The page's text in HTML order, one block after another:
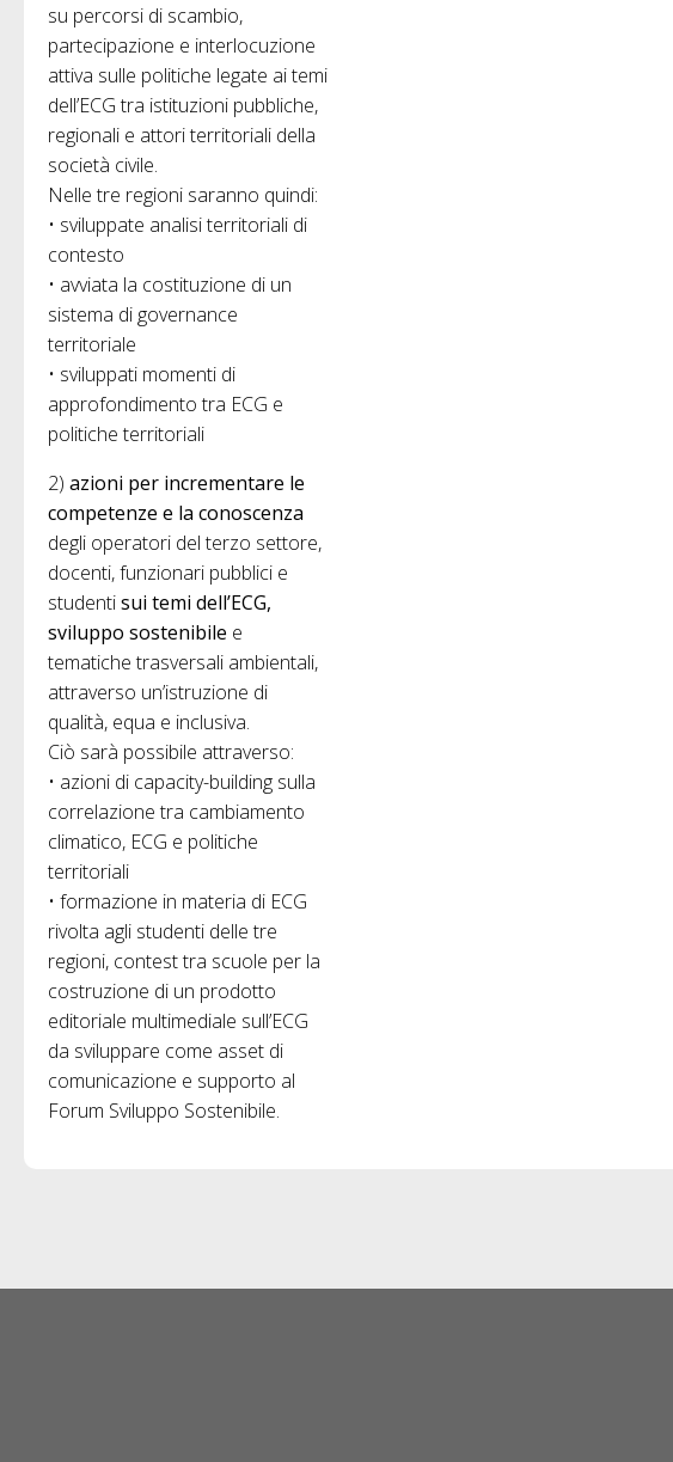
su percorsi di scambio,
partecipazione e interlocuzione
attiva sulle politiche legate ai temi
dell’ECG tra istituzioni pubbliche,
regionali e attori territoriali della
società civile.
Nelle tre regioni saranno quindi:
• sviluppate analisi territoriali di
contesto
• avviata la costituzione di un
sistema di governance
territoriale
• sviluppati momenti di
approfondimento tra ECG e
politiche territoriali
2) azioni per incrementare le
competenze e la conoscenza
degli operatori del terzo settore,
docenti, funzionari pubblici e
studentisui temi dell’ECG,
sviluppo sostenibile e
tematiche trasversali ambientali,
attraverso un’istruzione di
qualità, equa e inclusiva.
Ciò sarà possibile attraverso:
• azioni di capacity-building sulla
correlazione tra cambiamento
climatico, ECG e politiche
territoriali
• formazione in materia di ECG
rivolta agli studenti delle tre
regioni, contest tra scuole per la
costruzione di un prodotto
editoriale multimediale sull’ECG
da sviluppare come asset di
comunicazione e supporto al
Forum Sviluppo Sostenibile.